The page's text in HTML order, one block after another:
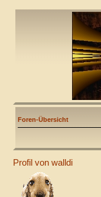
Foren-Übersicht
Profil von walldi